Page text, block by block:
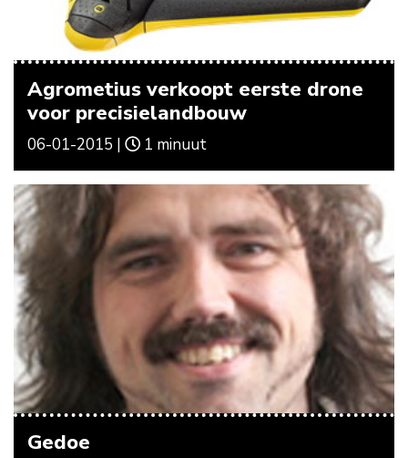
Agrometius verkoopt eerste drone
voor precisielandbouw
06-01-2015 | 1 minuut
Gedoe